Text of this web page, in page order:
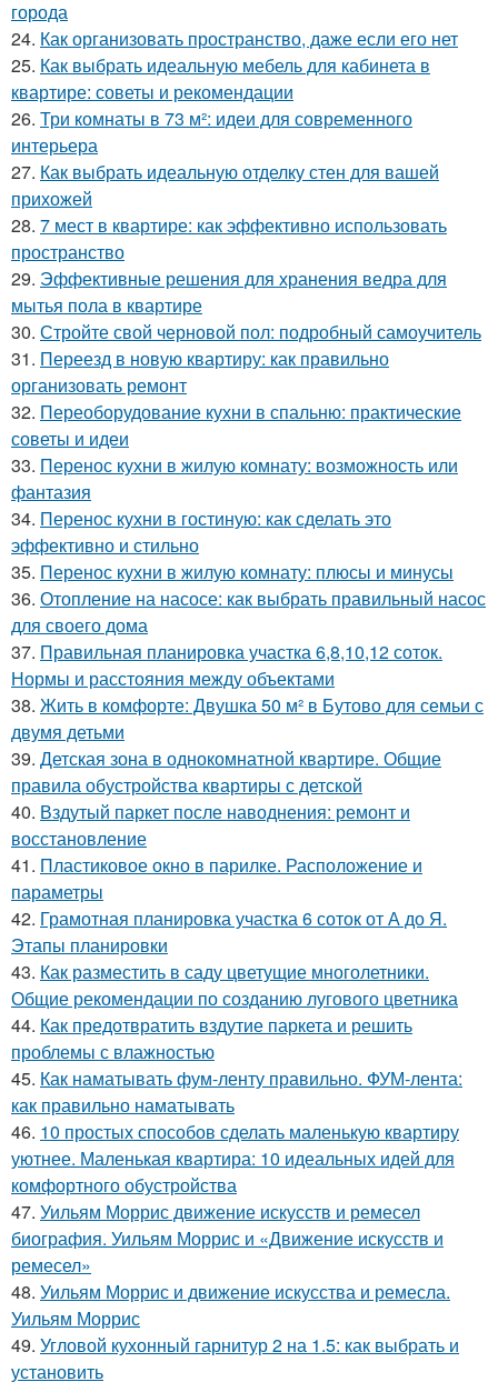
города
24. Как организовать пространство, даже если его нет
25. Как выбрать идеальную мебель для кабинета в
квартире: советы и рекомендации
26. Три комнаты в 73 м²: идеи для современного
интерьера
27. Как выбрать идеальную отделку стен для вашей
прихожей
28. 7 мест в квартире: как эффективно использовать
пространство
29. Эффективные решения для хранения ведра для
мытья пола в квартире
30. Стройте свой черновой пол: подробный самоучитель
31. Переезд в новую квартиру: как правильно
организовать ремонт
32. Переоборудование кухни в спальню: практические
советы и идеи
33. Перенос кухни в жилую комнату: возможность или
фантазия
34. Перенос кухни в гостиную: как сделать это
эффективно и стильно
35. Перенос кухни в жилую комнату: плюсы и минусы
36. Отопление на насосе: как выбрать правильный насос
для своего дома
37. Правильная планировка участка 6,8,10,12 соток.
Нормы и расстояния между объектами
38. Жить в комфорте: Двушка 50 м² в Бутово для семьи с
двумя детьми
39. Детская зона в однокомнатной квартире. Общие
правила обустройства квартиры с детской
40. Вздутый паркет после наводнения: ремонт и
восстановление
41. Пластиковое окно в парилке. Расположение и
параметры
42. Грамотная планировка участка 6 соток от А до Я.
Этапы планировки
43. Как разместить в саду цветущие многолетники.
Общие рекомендации по созданию лугового цветника
44. Как предотвратить вздутие паркета и решить
проблемы с влажностью
45. Как наматывать фум-ленту правильно. ФУМ-лента:
как правильно наматывать
46. 10 простых способов сделать маленькую квартиру
уютнее. Маленькая квартира: 10 идеальных идей для
комфортного обустройства
47. Уильям Моррис движение искусств и ремесел
биография. Уильям Моррис и «Движение искусств и
ремесел»
48. Уильям Моррис и движение искусства и ремесла.
Уильям Моррис
49. Угловой кухонный гарнитур 2 на 1.5: как выбрать и
установить